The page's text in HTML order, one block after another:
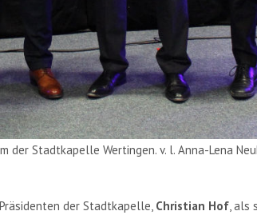
Stadtkapelle Wertingen. v. l. Anna-Lena
der Stadtkapelle, Christian Hof, als